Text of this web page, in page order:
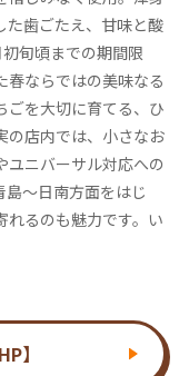
た歯ごたえ、甘味と酸
旬頃までの期間限
春ならではの美味なる
ごを大切に育てる、ひ
の店内では、小さなお
ユニバーサル対応への
～日南方面をはじ
れるのも魅力です。い
】